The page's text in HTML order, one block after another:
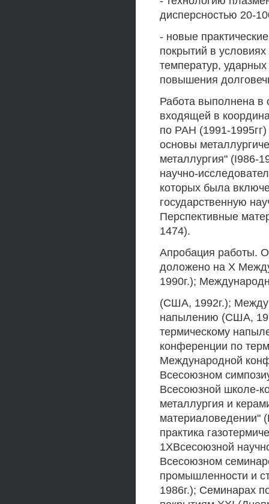
дисперсностью 20-
- новые
покрытий в
температур,
повышения
Работа выполнена в
входящей в
по РАН (1991-
основы
металлургия" (I986-
научно-
которых была
государственную
Перспективные
1474).
Апробация работы.
доложено на X
1990г.);
(США, 1992г.);
напылению (США,
термическому
конференции по
Международной
Всесоюзном
Всесоюзной школе-
металлургия и
материаловедении"
практика
1ХВсесоюзной
Всесоюзном
промышленности и
1986г.); Семинарах